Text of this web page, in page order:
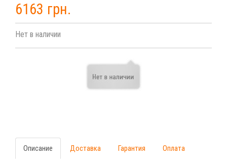
6163 грн.
Нет в наличии
Описание Доставка Гарантия Оплата